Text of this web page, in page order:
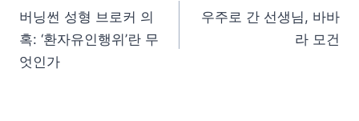
버닝썬 성형 브로커 의
혹: ‘환자유인행위’란 무
엇인가
우주로 간 선생님, 바바
라 모건